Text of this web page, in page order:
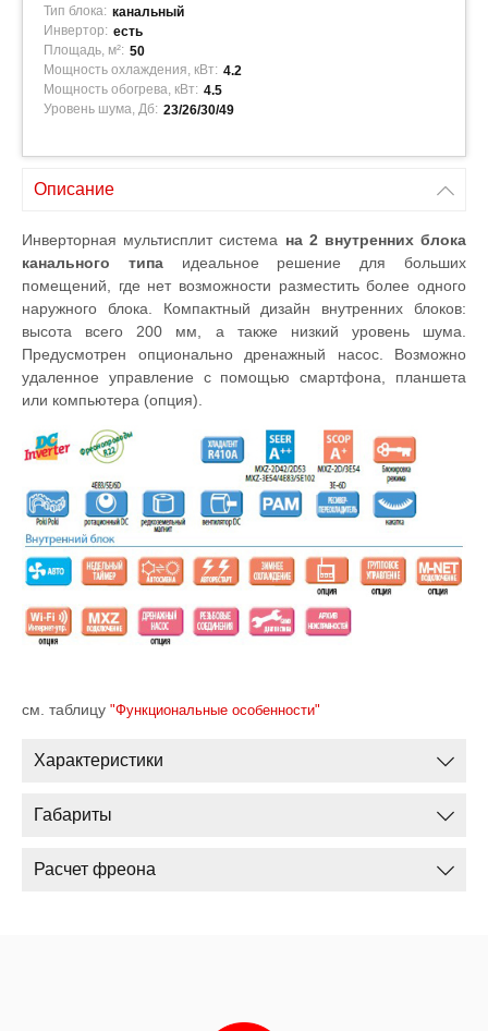
Тип блока: канальный
Инвертор: есть
Площадь, м²: 50
Мощность охлаждения, кВт: 4.2
Мощность обогрева, кВт: 4.5
Уровень шума, Дб: 23/26/30/49
Описание
Инверторная мультисплит система на 2 внутренних блока
канального типа идеальное решение для больших
помещений, где нет возможности разместить более одного
наружного блока. Компактный дизайн внутренних блоков:
высота всего 200 мм, а также низкий уровень шума.
Предусмотрен опционально дренажный насос. Возможно
удаленное управление с помощью смартфона, планшета
или компьютера (опция).
см. таблицу "Функциональные особенности"
Характеристики
Габариты
Расчет фреона